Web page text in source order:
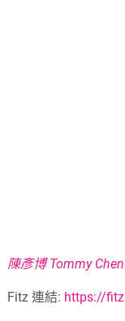
陳彥博 Tommy
Fitz 連結: https://